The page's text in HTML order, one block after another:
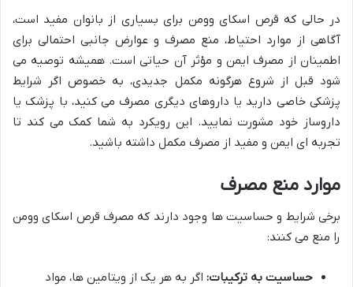
در حالی که قرص اسکای وومن برای بسیاری از بانوان مفید است،
آگاهی از موارد احتیاط، منع مصرف و عوارض جانبی احتمالی برای
اطمینان از مصرف ایمن و مؤثر آن حیاتی است. همیشه توصیه می
شود قبل از شروع هرگونه مکمل جدیدی، به خصوص اگر شرایط
پزشکی خاصی دارید یا داروهای دیگری مصرف می کنید، با پزشک یا
داروساز خود مشورت نمایید. این رویکرد به شما کمک می کند تا
تجربه ای ایمن و مفید از مصرف مکمل داشته باشید.
موارد منع مصرف
برخی شرایط و حساسیت ها وجود دارند که مصرف قرص اسکای وومن
را منع می کنند:
حساسیت به ترکیبات: اگر به هر یک از ویتامین ها، مواد